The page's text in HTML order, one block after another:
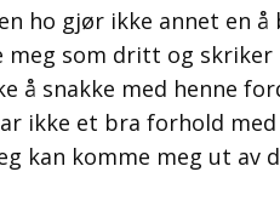
ho gjør ikke annet en å
som dritt og skriker
å snakke med henne
ikke et bra forhold
kan komme meg ut av